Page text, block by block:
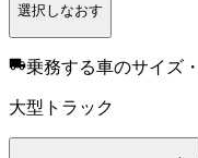
選択しなおす
乗務する車のサイズ
大型トラック